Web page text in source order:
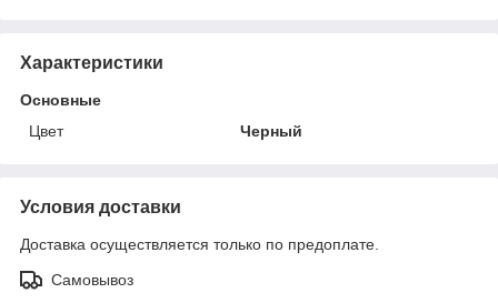
Характеристики
Основные
Цвет
Черный
Условия доставки
Доставка осуществляется только по предоплате.
Самовывоз